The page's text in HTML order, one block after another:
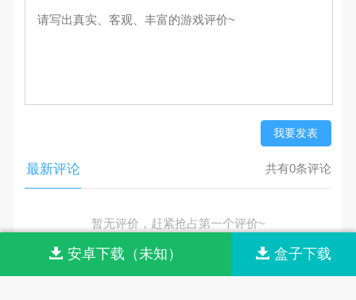
我要发表
最新评论 共有0条评论
暂无评价，赶紧抢占第一个评价~
安卓下载（未知） 盒子下载